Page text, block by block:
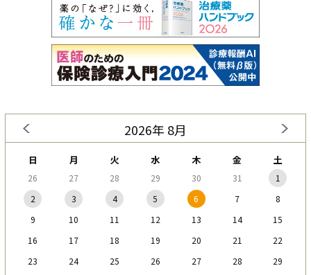
2026年 8月
日 月 火 水 木 金 土
26 27 28 29 30 31
1
2
3 4 5 6 7
8
9
10 11 12 13 14
15
16
17 18 19 20 21
22
23
24 25 26 27 28
29